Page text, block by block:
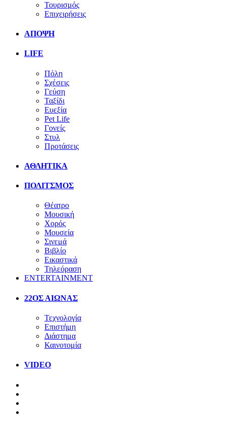
Τουρισμός
Επιχειρήσεις
ΑΠΟΨΗ
LIFE
Πόλη
Σχέσεις
Γεύση
Ταξίδι
Ευεξία
Pet Life
Γονείς
Στυλ
Προτάσεις
ΑΘΛΗΤΙΚΑ
ΠΟΛΙΤΣΜΟΣ
Θέατρο
Μουσική
Χορός
Μουσεία
Σινεμά
Βιβλίο
Εικαστικά
Τηλεόραση
ENTERTAINMENT
22ΟΣ ΑΙΩΝΑΣ
Τεχνολογία
Επιστήμη
Διάστημα
Καινοτομία
VIDEO